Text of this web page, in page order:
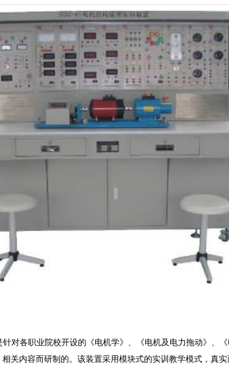
针对各职业院校开设的《电机学》、《电机及电力拖动》、
相关内容而研制的。该装置采用模块式的实训教学模式，真